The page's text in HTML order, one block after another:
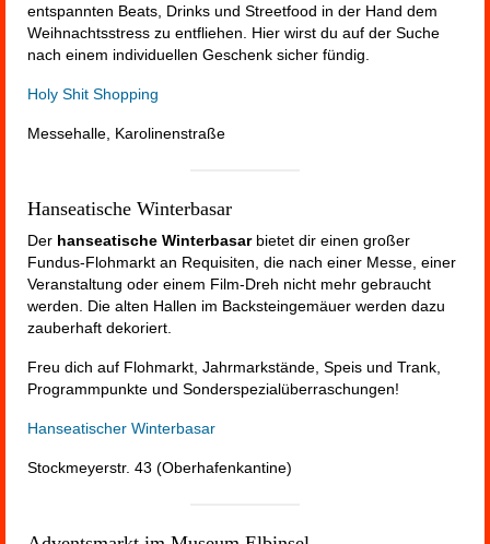
entspannten Beats, Drinks und Streetfood in der Hand dem
Weihnachtsstress zu entfliehen. Hier wirst du auf der Suche
nach einem individuellen Geschenk sicher fündig.
Holy Shit Shopping
Messehalle, Karolinenstraße
Hanseatische Winterbasar
Der hanseatische Winterbasarbietet dir einen großer
Fundus-Flohmarkt an Requisiten, die nach einer Messe, einer
Veranstaltung oder einem Film-Dreh nicht mehr gebraucht
werden. Die alten Hallen im Backsteingemäuer werden dazu
zauberhaft dekoriert.
Freu dich auf Flohmarkt, Jahrmarkstände, Speis und Trank,
Programmpunkte und Sonderspezialüberraschungen!
Hanseatischer Winterbasar
Stockmeyerstr. 43 (Oberhafenkantine)